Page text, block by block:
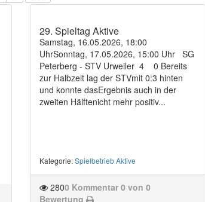
29. Spieltag Aktive
Samstag, 16.05.2026, 18:00
UhrSonntag, 17.05.2026, 15:00 Uhr SG
Peterberg - STV Urweiler 4 0 Bereits
zur Halbzeit lag der STVmit 0:3 hinten
und konnte dasErgebnis auch in der
zweiten Hälftenicht mehr positiv...
Kategorie:Spielbetrieb Aktive
2800 Kommentar 0 von 0
Bewertung